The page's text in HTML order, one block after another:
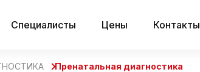
Специалисты Цены Контакты
Пренатальная диагностика